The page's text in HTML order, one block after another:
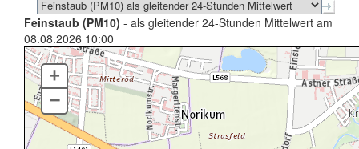
Feinstaub (PM10) - als gleitender 24-Stunden Mittelwert am
08.08.2026 10:00
+
–